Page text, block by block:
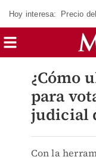
Hoy interesa: Precio
¿Cómo
para
judicial
Con la